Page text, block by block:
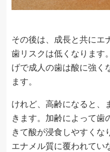
その後は、成長と共にエ
歯リスクは低くなります
げで成人の歯は酸に強く
ます。
けれど、高齢になると、
きます。加齢によって歯
きて酸が浸食しやすくな
エナメル質に覆われてい